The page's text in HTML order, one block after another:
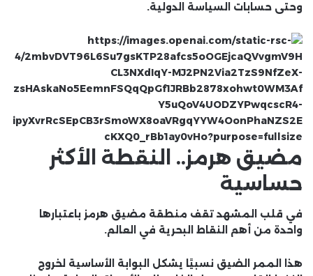
وحتى حسابات السياسة الدولية.
مضيق هرمز.. النقطة الأكثر
حساسية
في قلب المشهد تقف منطقة مضيق هرمز باعتبارها
واحدة من أهم النقاط البحرية في العالم.
هذا الممر الضيق نسبيًا يشكل البوابة الأساسية لخروج